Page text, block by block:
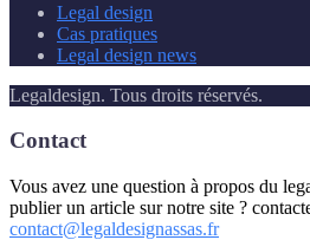
Legal design
Cas pratiques
Legal design news
Legaldesign. Tous droits réservés.
Contact
Vous avez une question à propos du
publier un article sur notre site ?
contact@legaldesignassas.fr